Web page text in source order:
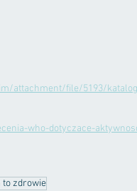
attachment/file/5193/
who-dotyczace-
to zdrowie